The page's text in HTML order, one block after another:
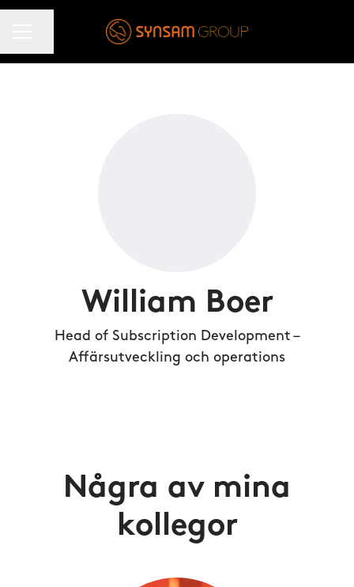
William Boer
Head of Subscription Development –
Affärsutveckling och operations
Några av mina
kollegor